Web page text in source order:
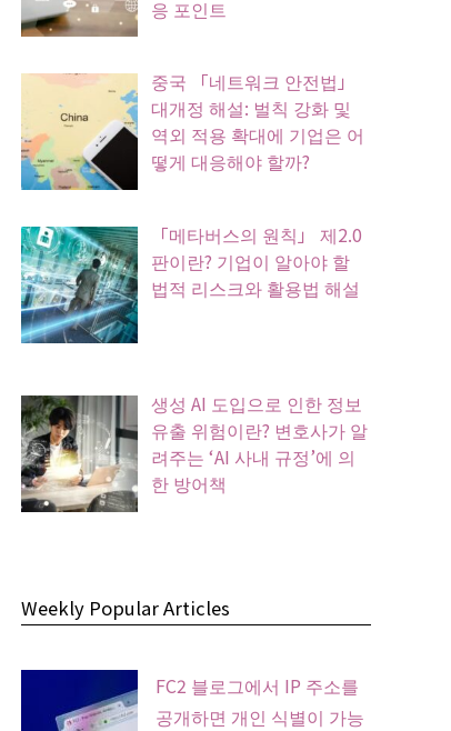
응 포인트
중국 「네트워크 안전법」
대개정 해설: 벌칙 강화 및
역외 적용 확대에 기업은 어
떻게 대응해야 할까?
「메타버스의 원칙」 제2.0
판이란? 기업이 알아야 할
법적 리스크와 활용법 해설
생성 AI 도입으로 인한 정보
유출 위험이란? 변호사가 알
려주는 ‘AI 사내 규정’에 의
한 방어책
Weekly Popular Articles
FC2 블로그에서 IP 주소를
공개하면 개인 식별이 가능